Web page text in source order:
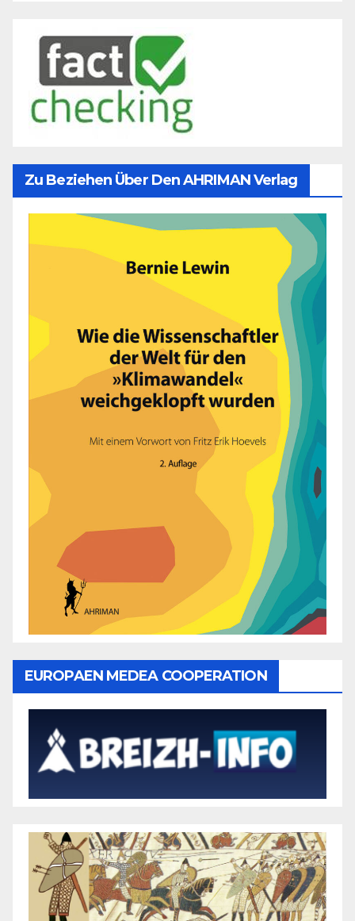
Zu Beziehen Über Den AHRIMAN Verlag
EUROPAEN MEDEA COOPERATION